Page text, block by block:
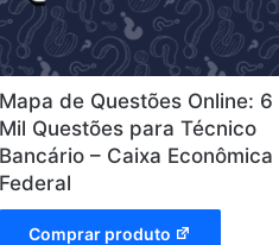
Mapa de Questões Online: 6
Mil Questões para Técnico
Bancário – Caixa Econômica
Federal
Comprar produto